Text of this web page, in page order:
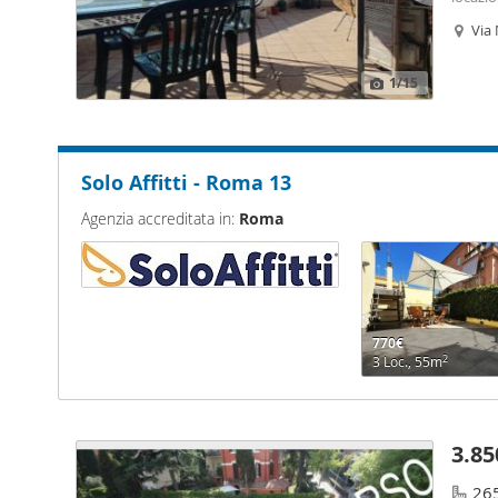
1/15
Via
Solo Affitti - Roma 13
Agenzia accreditata in: Roma
770€
3 Loc., 55m2